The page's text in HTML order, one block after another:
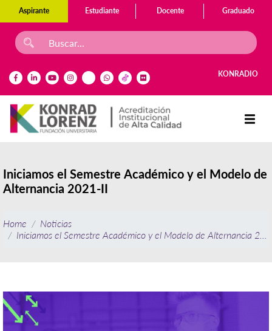
Aspirante Estudiante Docente Graduado
KONRADIO
Iniciamos el Semestre Académico y el Modelo de
Alternancia 2021-II
Home
Noticias
Iniciamos el Semestre Académico y el Modelo de Alternancia